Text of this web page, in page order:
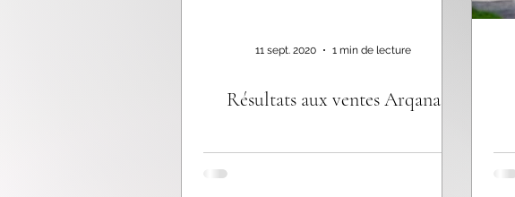
Résultats aux ventes Arqana
11 sept. 2020 1 min de lecture